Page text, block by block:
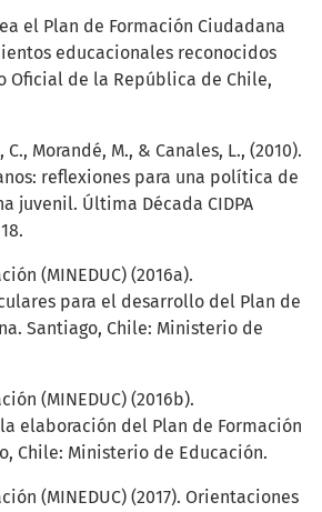
el Plan de Formación Ciudadana
educacionales reconocidos
Oficial de la República de Chile,
Morandé, M., & Canales, L., (2010).
reflexiones para una política de
juvenil. Última Década CIDPA
(MINEDUC) (2016a).
para el desarrollo del Plan de
Santiago, Chile: Ministerio de
(MINEDUC) (2016b).
elaboración del Plan de Formación
Chile: Ministerio de Educación.
(MINEDUC) (2017). Orientaciones